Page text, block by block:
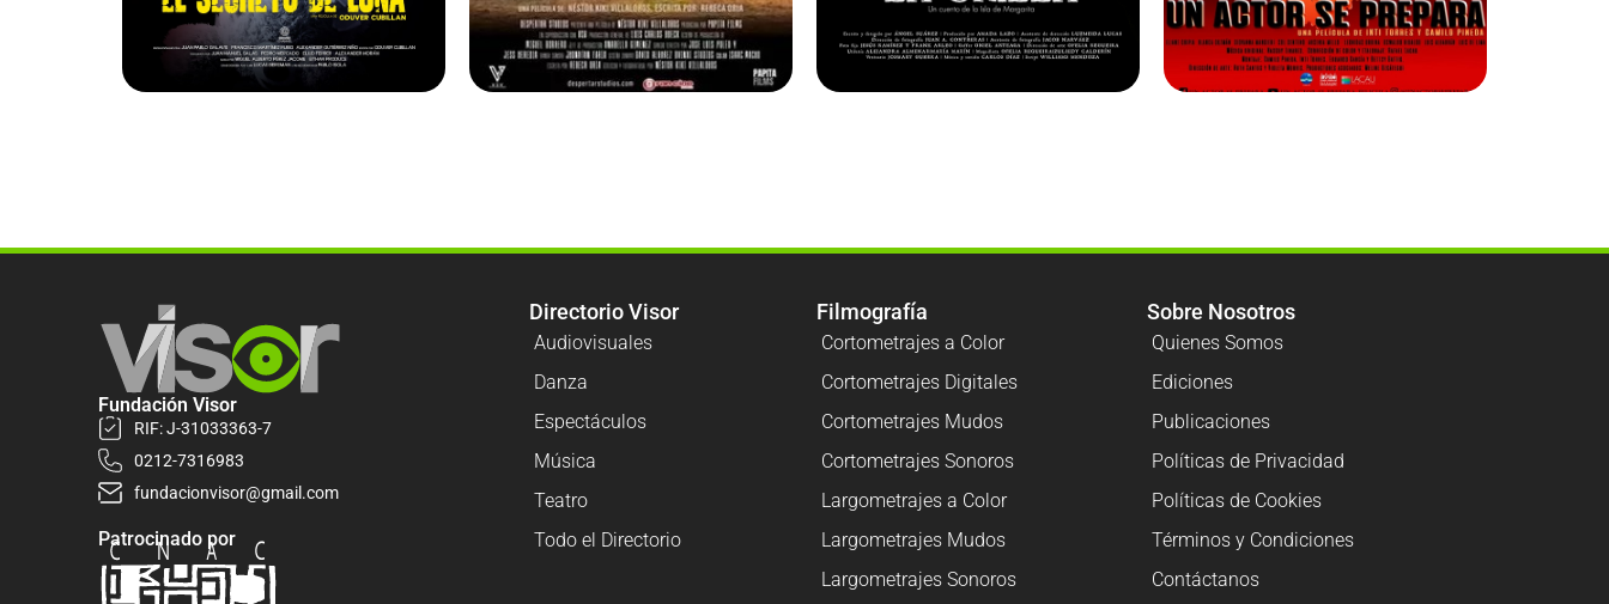
Fundación Visor
RIF: J-31033363-7
0212-7316983
fundacionvisor@gmail.com
Patrocinado por
Directorio Visor
Audiovisuales
Danza
Espectáculos
Música
Teatro
Todo el Directorio
Filmografía
Cortometrajes a Color
Cortometrajes Digitales
Cortometrajes Mudos
Cortometrajes Sonoros
Largometrajes a Color
Largometrajes Mudos
Largometrajes Sonoros
Sobre Nosotros
Quienes Somos
Ediciones
Publicaciones
Políticas de Privacidad
Políticas de Cookies
Términos y Condiciones
Contáctanos